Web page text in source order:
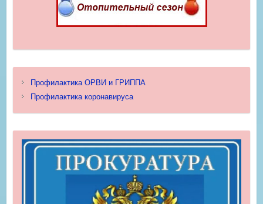
Профилактика ОРВИ и ГРИППА
Профилактика коронавируса